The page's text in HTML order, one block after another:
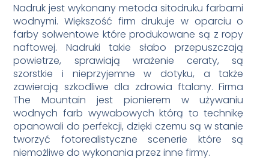
Nadruk jest wykonany metoda sitodruku farbami
wodnymi. Większość firm drukuje w oparciu o
farby solwentowe które produkowane są z ropy
naftowej. Nadruki takie słabo przepuszczają
powietrze, sprawiają wrażenie ceraty, są
szorstkie i nieprzyjemne w dotyku, a także
zawierają szkodliwe dla zdrowia ftalany. Firma
The Mountain jest pionierem w używaniu
wodnych farb wywabowych którą to technikę
opanowali do perfekcji, dzięki czemu są w stanie
tworzyć fotorealistyczne scenerie które są
niemożliwe do wykonania przez inne firmy.